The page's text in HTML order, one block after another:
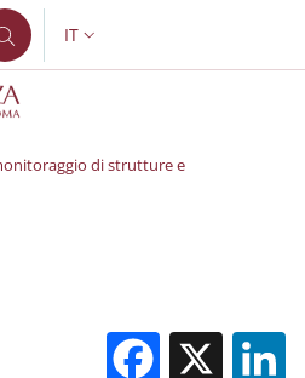
SELETTORE LINGUA:
IT
di strutture e
X